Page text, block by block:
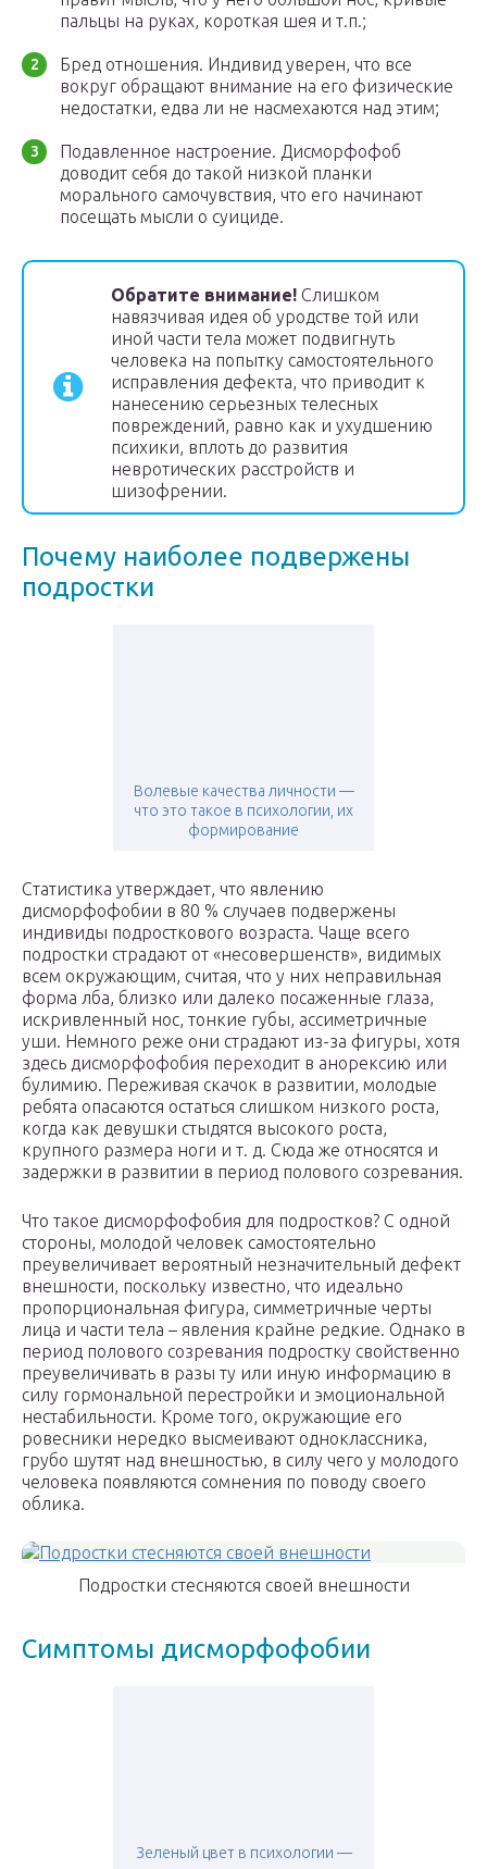
пальцы на руках, короткая шея и т.п.;
Бред отношения. Индивид уверен, что все
вокруг обращают внимание на его физические
недостатки, едва ли не насмехаются над этим;
Подавленное настроение. Дисморфофоб
доводит себя до такой низкой планки
морального самочувствия, что его начинают
посещать мысли о суициде.
Обратите внимание! Слишком
навязчивая идея об уродстве той или
иной части тела может подвигнуть
человека на попытку самостоятельного
исправления дефекта, что приводит к
нанесению серьезных телесных
повреждений, равно как и ухудшению
психики, вплоть до развития
невротических расстройств и
шизофрении.
Почему наиболее подвержены
подростки
Волевые качества личности —
что это такое в психологии, их
формирование
Статистика утверждает, что явлению
дисморфофобии в 80 % случаев подвержены
индивиды подросткового возраста. Чаще всего
подростки страдают от «несовершенств», видимых
всем окружающим, считая, что у них неправильная
форма лба, близко или далеко посаженные глаза,
искривленный нос, тонкие губы, ассиметричные
уши. Немного реже они страдают из-за фигуры, хотя
здесь дисморфофобия переходит в анорексию или
булимию. Переживая скачок в развитии, молодые
ребята опасаются остаться слишком низкого роста,
когда как девушки стыдятся высокого роста,
крупного размера ноги и т. д. Сюда же относятся и
задержки в развитии в период полового созревания.
Что такое дисморфофобия для подростков? С одной
стороны, молодой человек самостоятельно
преувеличивает вероятный незначительный дефект
внешности, поскольку известно, что идеально
пропорциональная фигура, симметричные черты
лица и части тела – явления крайне редкие. Однако в
период полового созревания подростку свойственно
преувеличивать в разы ту или иную информацию в
силу гормональной перестройки и эмоциональной
нестабильности. Кроме того, окружающие его
ровесники нередко высмеивают одноклассника,
грубо шутят над внешностью, в силу чего у молодого
человека появляются сомнения по поводу своего
облика.
Подростки стесняются своей внешности
Симптомы дисморфофобии
Зеленый цвет в психологии —